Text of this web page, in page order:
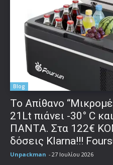
Blog
Το Απίθανο
21Lt πιάνει -30° C
ΠΑΝΤΑ. Στα 122€
δόσεις Klarna!!!
Unpackman - 27 Ιουλίου 2026